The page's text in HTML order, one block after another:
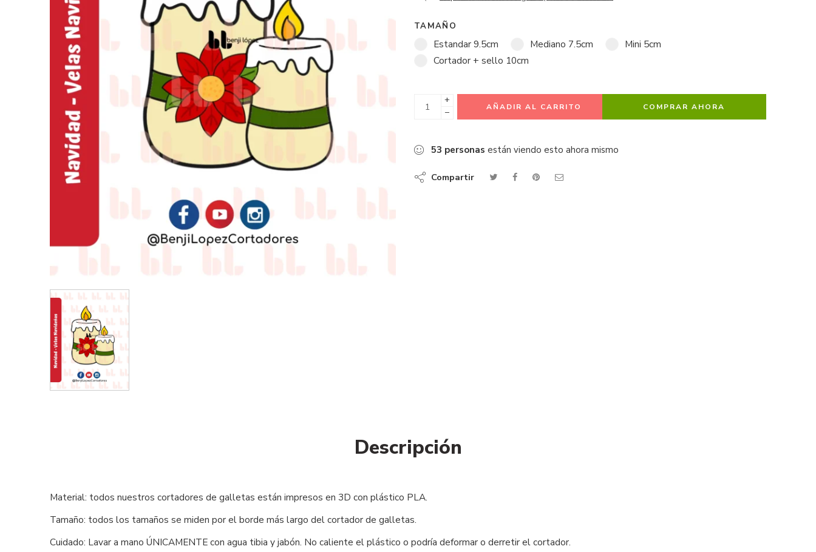
TAMAÑO
Estandar 9.5cm Mediano 7.5cm
Mini 5cm
Cortador + sello 10cm
+
−
AÑADIR AL CARRITO COMPRAR AHORA
53 personas están viendo esto ahora mismo
Compartir
Descripción
Material: todos nuestros cortadores de galletas están impresos en 3D con plástico PLA.
Tamaño: todos los tamaños se miden por el borde más largo del cortador de galletas.
Cuidado: Lavar a mano ÚNICAMENTE con agua tibia y jabón. No caliente el plástico o podría deformar o derretir el cortador.